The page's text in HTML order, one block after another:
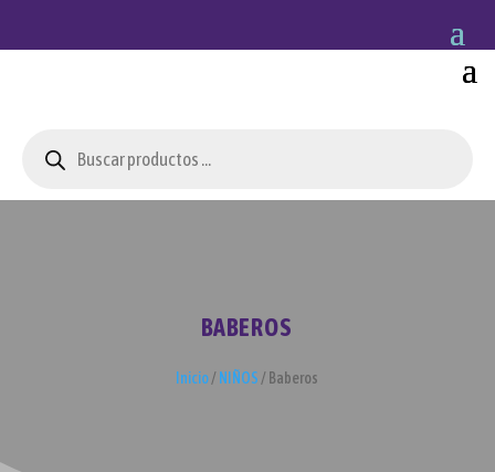
productos
BABEROS
Inicio/ NIÑOS / Baberos